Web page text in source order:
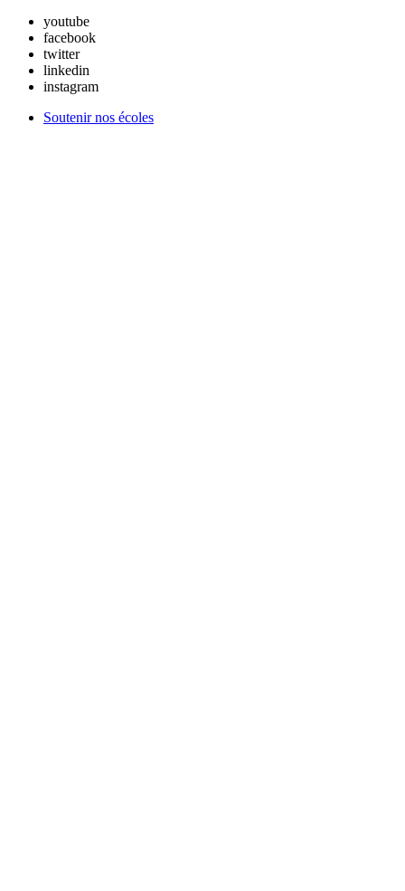
youtube
facebook
twitter
linkedin
instagram
Soutenir nos écoles